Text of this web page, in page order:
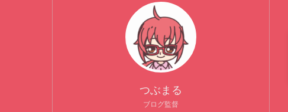
つぶまる
ブログ監督